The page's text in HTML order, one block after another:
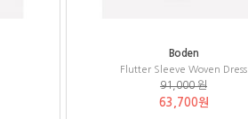
Boden
Flutter Sleeve Woven Dress
91,000 원
63,700원